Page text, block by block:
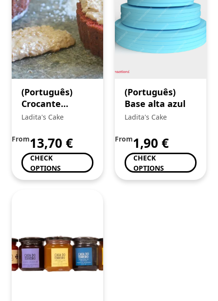
(Português)
Crocante
Caramelo e Flor
Ladita's Cake
From13,70 €
CHECK
OPTIONS
(Português)
Base alta azul
Ladita's Cake
From1,90 €
CHECK
OPTIONS